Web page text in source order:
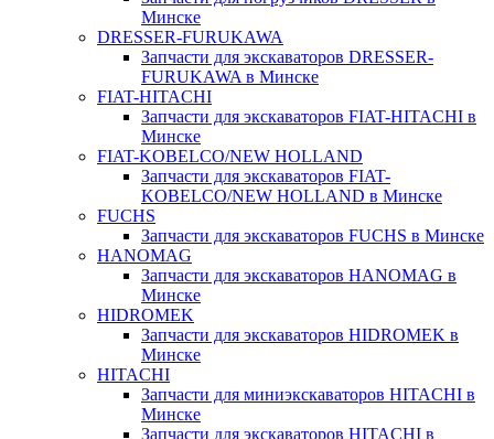
Минске
DRESSER-FURUKAWA
Запчасти для экскаваторов DRESSER-
FURUKAWA в Минске
FIAT-HITACHI
Запчасти для экскаваторов FIAT-HITACHI в
Минске
FIAT-KOBELCO/NEW HOLLAND
Запчасти для экскаваторов FIAT-
KOBELCO/NEW HOLLAND в Минске
FUCHS
Запчасти для экскаваторов FUCHS в Минске
HANOMAG
Запчасти для экскаваторов HANOMAG в
Минске
HIDROMEK
Запчасти для экскаваторов HIDROMEK в
Минске
HITACHI
Запчасти для миниэкскаваторов HITACHI в
Минске
Запчасти для экскаваторов HITACHI в